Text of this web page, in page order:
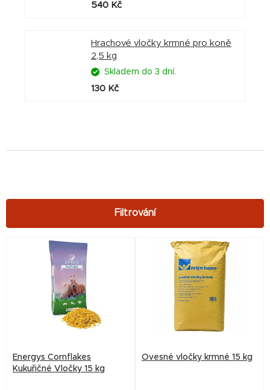
540 Kč
Hrachové vločky krmné pro koně
2,5 kg
Skladem do 3 dní.
130 Kč
o
Energys Cornflakes
Kukuřičné Vločky 15 kg
Ovesné vločky krmné 15 kg